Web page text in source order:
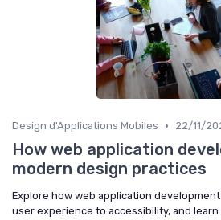
Design d'Applications Mobiles • 22/11/
How web application
modern design practices
Explore how web application
user experience to accessibility, and